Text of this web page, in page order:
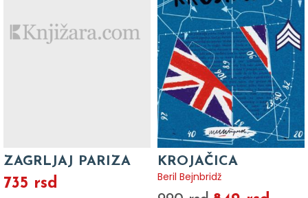
ZAGRLJAJ PARIZA
735 rsd
KROJAČICA
Beril Bejnbridž